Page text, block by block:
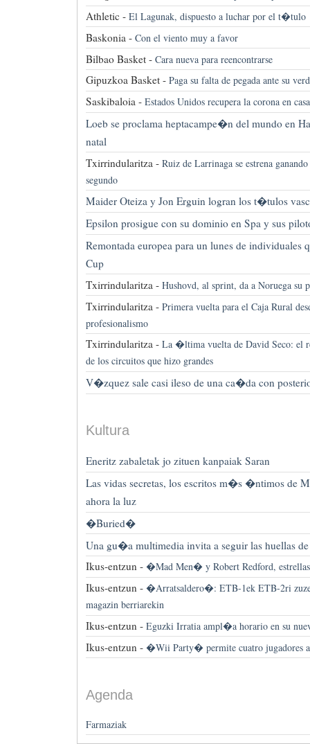
Athletic - El Lagunak, dispuesto a luchar por el t�tulo
Baskonia - Con el viento muy a favor
Bilbao Basket - Cara nueva para reencontrarse
Gipuzkoa Basket - Paga su falta de pegada ante su
Saskibaloia - Estados Unidos recupera la corona en
Loeb se proclama heptacampe�n del mundo en
natal
Txirrindularitza - Ruiz de Larrinaga se estrena
segundo
Maider Oteiza y Jon Erguin logran los t�tulos
Epsilon prosigue con su dominio en Spa y sus
Remontada europea para un lunes de
Cup
Txirrindularitza - Hushovd, al sprint, da a Noruega su
Txirrindularitza - Primera vuelta para el Caja Rural
profesionalismo
Txirrindularitza - La �ltima vuelta de David Seco: el
de los circuitos que hizo grandes
V�zquez sale casi ileso de una ca�da con
Kultura
Eneritz zabaletak jo zituen kanpaiak Saran
Las vidas secretas, los escritos m�s �ntimos de
ahora la luz
�Buried�
Una gu�a multimedia invita a seguir las huellas
Ikus-entzun - �Mad Men� y Robert Redford,
Ikus-entzun - �Arratsaldero�: ETB-1ek ETB-2ri
magazin berriarekin
Ikus-entzun - Eguzki Irratia ampl�a horario en su
Ikus-entzun - �Wii Party� permite cuatro jugadores
Agenda
Farmaziak